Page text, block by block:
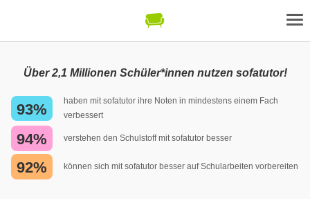
Über 2,1 Millionen Schüler*innen nutzen sofatutor!
93%
haben mit sofatutor ihre Noten in mindestens einem Fach
verbessert
94% verstehen den Schulstoff mit sofatutor besser
92% können sich mit sofatutor besser auf Schularbeiten vorbereiten